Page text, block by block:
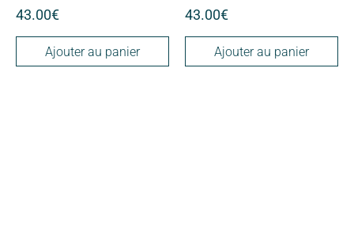
43.00€
Ajouter au panier
43.00€
Ajouter au panier